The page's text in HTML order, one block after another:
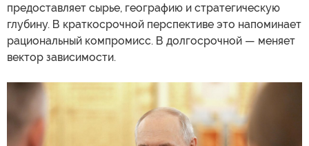
предоставляет сырье, географию и стратегическую
глубину. В краткосрочной перспективе это напоминает
рациональный компромисс. В долгосрочной — меняет
вектор зависимости.